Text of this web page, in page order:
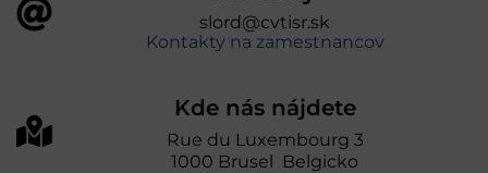
slord@cvtisr.sk
Kontakty na zamestnancov
Kde nás nájdete
Rue du Luxembourg 3
1000 Brusel Belgicko